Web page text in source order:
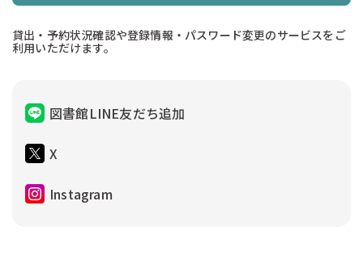
貸出・予約状況確認や登録情報・パスワード変更のサービスをご
利用いただけます。
図書館LINE友だち追加
X
Instagram